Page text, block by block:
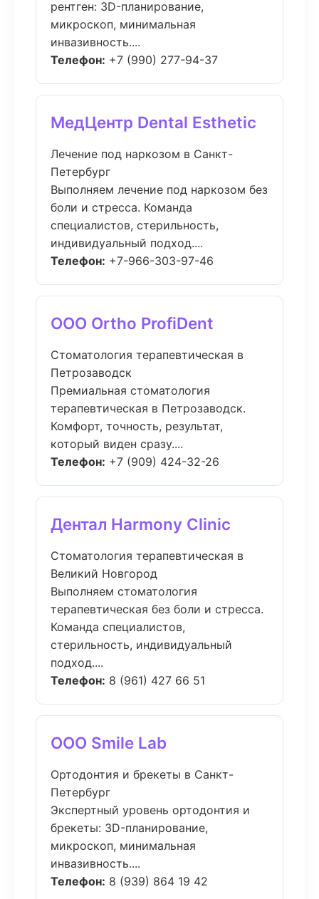
рентген: 3D-планирование,
микроскоп, минимальная
инвазивность....
Телефон: +7 (990) 277-94-37
МедЦентр Dental Esthetic
Лечение под наркозом в Санкт-
Петербург
Выполняем лечение под наркозом без
боли и стресса. Команда
специалистов, стерильность,
индивидуальный подход....
Телефон: +7-966-303-97-46
ООО Ortho ProfiDent
Стоматология терапевтическая в
Петрозаводск
Премиальная стоматология
терапевтическая в Петрозаводск.
Комфорт, точность, результат,
который виден сразу....
Телефон: +7 (909) 424-32-26
Дентал Harmony Clinic
Стоматология терапевтическая в
Великий Новгород
Выполняем стоматология
терапевтическая без боли и стресса.
Команда специалистов,
стерильность, индивидуальный
подход....
Телефон: 8 (961) 427 66 51
ООО Smile Lab
Ортодонтия и брекеты в Санкт-
Петербург
Экспертный уровень ортодонтия и
брекеты: 3D-планирование,
микроскоп, минимальная
инвазивность....
Телефон: 8 (939) 864 19 42